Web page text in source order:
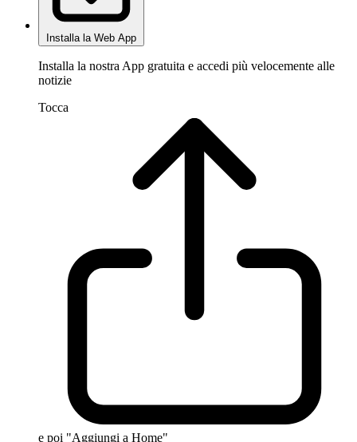
Installa la Web App
Installa la nostra App gratuita e accedi più velocemente alle
notizie
Tocca
e poi "Aggiungi a Home"